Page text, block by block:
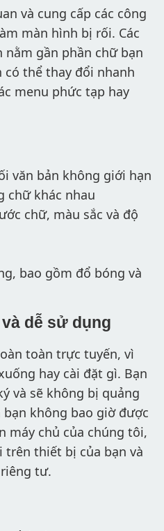
và cung cấp các công
màn hình bị rối. Các
gần phần chữ bạn
có thể thay đổi nhanh
menu phức tạp hay
văn bản không giới hạn
chữ khác nhau
chữ, màu sắc và độ
bao gồm đổ bóng và
dễ sử dụng
toàn trực tuyến, vì
hay cài đặt gì. Bạn
và sẽ không bị quảng
bạn không bao giờ được
máy chủ của chúng tôi,
trên thiết bị của bạn và
tư.